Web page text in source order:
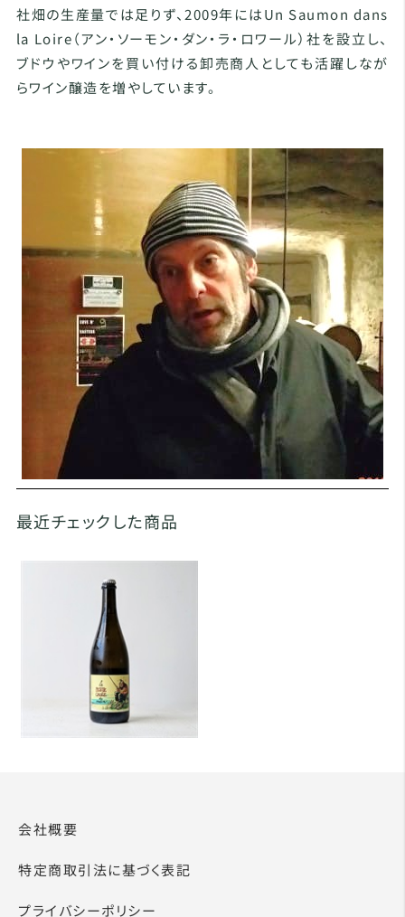
社畑の生産量では足りず、2009年にはUn Saumon dans
la Loire（アン・ソーモン・ダン・ラ・ロワール）社を設立し、
ブドウやワインを買い付ける卸売商人としても活躍しなが
らワイン醸造を増やしています。
最近チェックした商品
会社概要
特定商取引法に基づく表記
プライバシーポリシー